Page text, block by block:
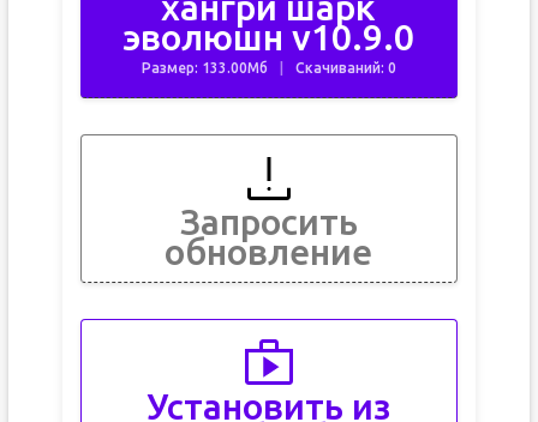
эволюшн v10.9.0
Размер: 133.00Мб Скачиваний: 0
Запросить
обновление
Установить из